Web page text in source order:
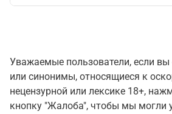
Уважаемые пользователи, если
или синонимы, относящиеся к
нецензурной или лексике 18+,
кнопку "Жалоба", чтобы мы могли